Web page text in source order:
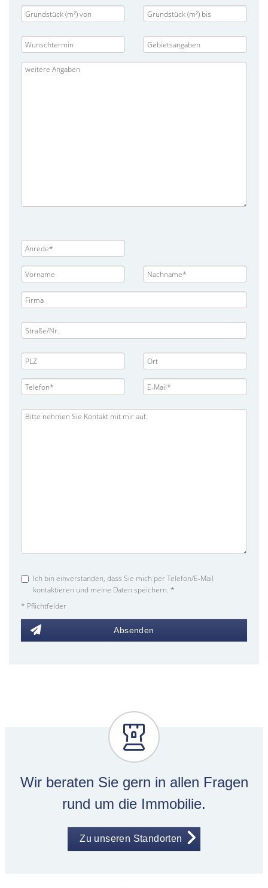
Ich bin einverstanden, dass Sie mich per Telefon/E-Mail
kontaktieren und meine Daten speichern. *
* Pflichtfelder
Absenden
Wir beraten Sie gern in allen Fragen
rund um die Immobilie.
Zu unseren Standorten